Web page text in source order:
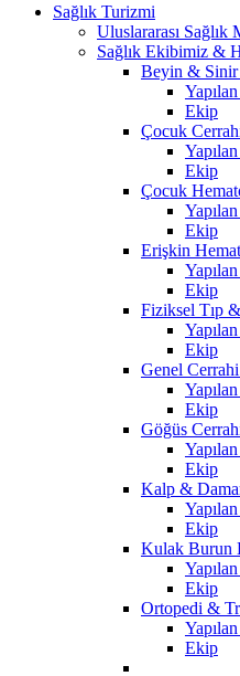
Sağlık Turizmi
Uluslararası Sağlık
Sağlık Ekibimiz &
Beyin &
Ekip
Çocuk
Ekip
Çocuk
Ekip
Erişkin
Ekip
Fiziksel Tıp
Ekip
Genel
Ekip
Göğüs
Ekip
Kalp &
Ekip
Kulak Burun
Ekip
Ortopedi &
Ekip